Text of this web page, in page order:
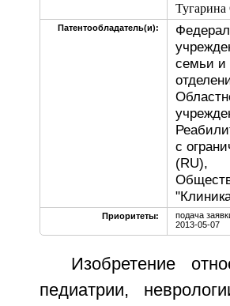
Патентообладатель(и):
семьи и
с
(RU),
Приоритеты:
подача
2013-05-07
Изобретение
педиатрии,